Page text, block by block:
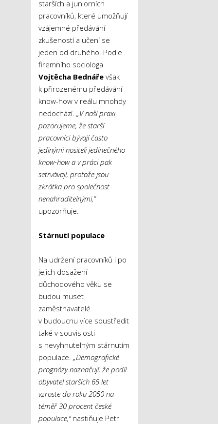
starších a juniorních
pracovníků, které umožňují
vzájemné předávání
zkušeností a učení se
jeden od druhého. Podle
firemního sociologa
Vojtěcha Bednáře však
k přirozenému předávání
know-how v reálu mnohdy
nedochází. „V naší praxi
pozorujeme, že starší
pracovníci bývají často
jedinými nositeli jedinečného
know-how a v práci pak
setrvávají, protože jsou
zkrátka pro společnost
nenahraditelnými,“
upozorňuje.
Stárnutí populace
Na udržení pracovníků i po
jejich dosažení
důchodového věku se
budou muset
zaměstnavatelé
v budoucnu více soustředit
také v souvislosti
s nevyhnutelným stárnutím
populace. „Demografické
prognózy naznačují, že podíl
obyvatel starších 65 let
vzroste do roku 2050 na
téměř 30 procent české
populace,“nastiňuje Petr